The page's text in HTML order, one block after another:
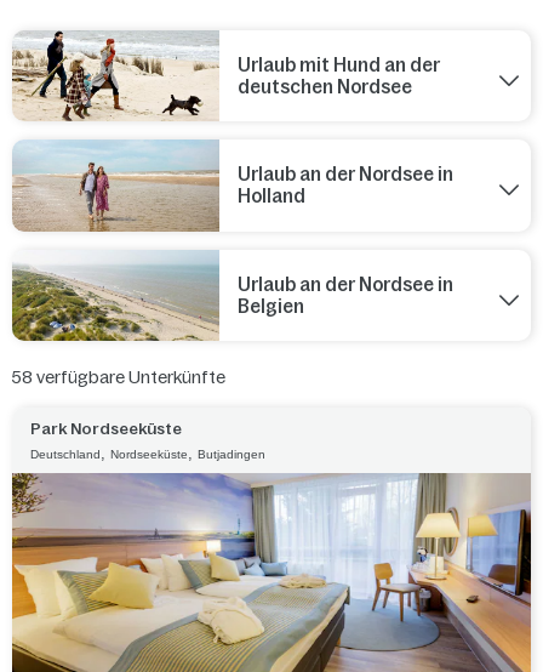
Urlaub mit Hund an der
deutschen Nordsee
Urlaub an der Nordsee in
Holland
Urlaub an der Nordsee in
Belgien
58 verfügbare Unterkünfte
Park Nordseeküste
Deutschland , Nordseeküste, Butjadingen